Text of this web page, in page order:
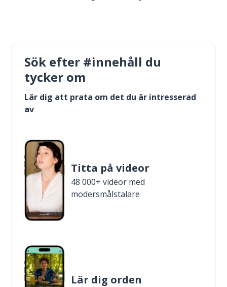
Sök efter #innehåll du
tycker om
Lär dig att prata om det du är intresserad
av
Titta på videor
48 000+ videor med
modersmålstalare
Lär dig orden